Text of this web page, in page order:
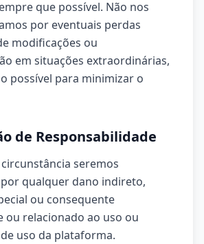
que possível. Não nos
por eventuais perdas
modificações ou
em situações extraordinárias,
possível para minimizar o
de Responsabilidade
seremos
qualquer dano indireto,
ou consequente
ou relacionado ao uso ou
uso da plataforma.